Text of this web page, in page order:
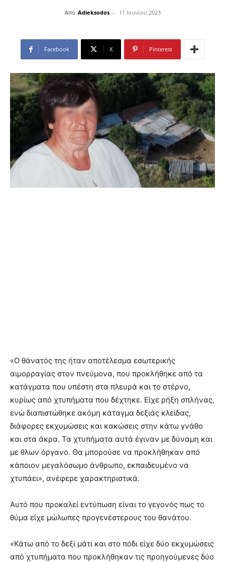
Από Adieksodos - 11 Ιουνίου 2023
Facebook X Pinterest
«Ο θάνατός της ήταν αποτέλεσμα εσωτερικής
αιμορραγίας στον πνεύμονα, που προκλήθηκε από τα
κατάγματα που υπέστη στα πλευρά και το στέρνο,
κυρίως από χτυπήματα που δέχτηκε. Είχε ρήξη σπλήνας,
ενώ διαπιστώθηκε ακόμη κάταγμα δεξιάς κλείδας,
διάφορες εκχυμώσεις και κακώσεις στην κάτω γνάθο
και στα άκρα. Τα χτυπήματα αυτά έγιναν με δύναμη και
με θλων όργανο. Θα μπορούσε να προκλήθηκαν από
κάποιον μεγαλόσωμο άνθρωπο, εκπαιδευμένο να
χτυπάει», ανέφερε χαρακτηριστικά.
Αυτό που προκαλεί εντύπωση είναι το γεγονός πως το
θύμα είχε μώλωπες προγενέστερους του θανάτου.
«Κάτω από το δεξί μάτι και στο πόδι είχε δύο εκχυμώσεις
από χτυπήματα που προκλήθηκαν τις προηγούμενες δύο